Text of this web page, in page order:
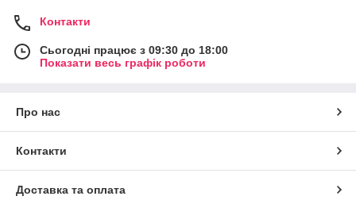
Контакти
Сьогодні працює з 09:30 до 18:00
Показати весь графік роботи
Про нас
Контакти
Доставка та оплата